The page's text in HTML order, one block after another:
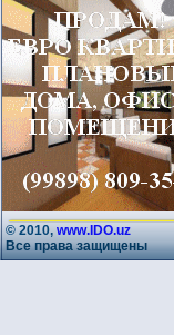
© 2010, www.IDO.uz
Все права защищены